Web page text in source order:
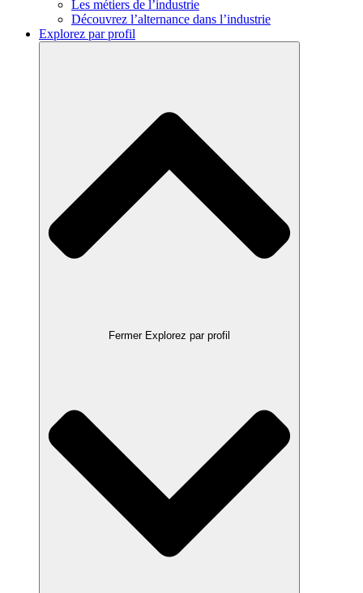
Les métiers de l’industrie
Découvrez l’alternance dans l’industrie
Explorez par profil
Fermer Explorez par profil